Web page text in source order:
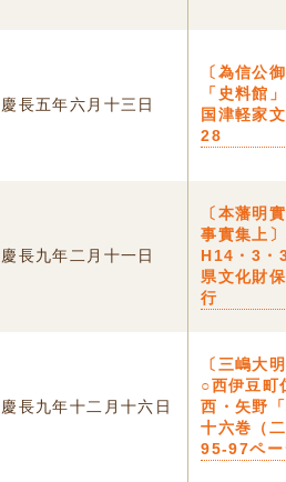
慶長五年六月十三日
〔為信公
「史料館
国津軽家
28
慶長九年二月十一日
〔本藩明
事實集上
H14・3
県文化財
行
慶長九年十二月十六日
〔三嶋大
○西伊豆町
西・矢野
十六巻（
95-97ペー